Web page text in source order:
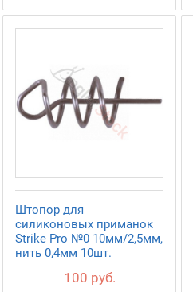
Штопор для
силиконовых приманок
Strike Pro №0 10мм/2,5мм,
нить 0,4мм 10шт.
100 руб.